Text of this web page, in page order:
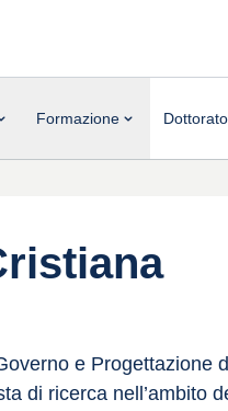
Formazione Dottorato
e Progettazione
di ricerca nell’ambito